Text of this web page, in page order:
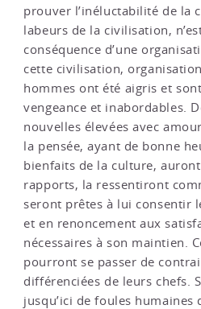
prouver l’inéluctabilité de la
labeurs de la civilisation,
conséquence d’une
cette civilisation,
hommes ont été aigris et
vengeance et inabordables.
nouvelles élevées avec
la pensée, ayant de bonne
bienfaits de la culture, auront
rapports, la ressentiront
seront prêtes à lui consentir
et en renoncement aux
nécessaires à son maintien.
pourront se passer de
différenciées de leurs chefs.
jusqu’ici de foules humaines